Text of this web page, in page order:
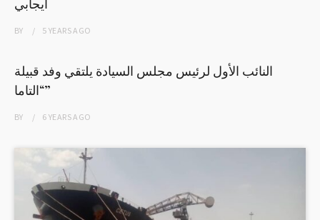
ايجابي
BY 5 YEARSAGO
النائب الأول لرئيس مجلس السيادة يلتقي وفد قبيلة
“التاما”
BY 6 YEARSAGO